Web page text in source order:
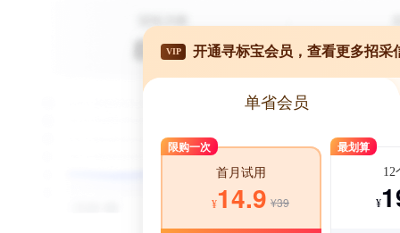
VIP 开通寻标宝会员，查看更多招采
单省会员
限购一次
首月试用
¥14.9 ¥39
最划算
12
¥